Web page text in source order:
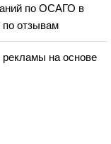
по ОСАГО в
по отзывам
на основе